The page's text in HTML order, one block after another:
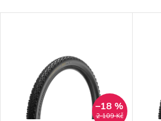
a
Abecedně
2 109 Kč
–18 %